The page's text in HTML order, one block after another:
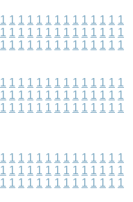
1 1 1 1 1 1 1 1 1 1 1 1 1 1
1 1 1 1 1 1 1 1 1 1 1 1 1 1
1 1 1 1 1 1 1 1 1 1 1 1 1 1
1 1 1 1 1 1 1 1 1 1 1 1 1 1
1 1 1 1 1 1 1 1 1 1 1 1 1 1
1 1 1 1 1 1 1 1 1 1 1 1 1 1
1 1 1 1 1 1 1 1 1 1 1 1 1 1
1 1 1 1 1 1 1 1 1 1 1 1 1 1
1 1 1 1 1 1 1 1 1 1 1 1 1 1